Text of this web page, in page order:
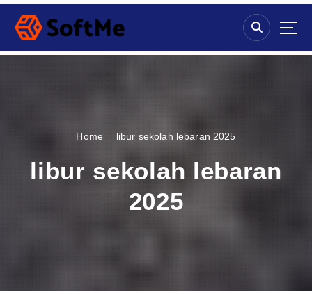
S
p
Home libur sekolah lebaran 2025
libur sekolah lebaran
2025